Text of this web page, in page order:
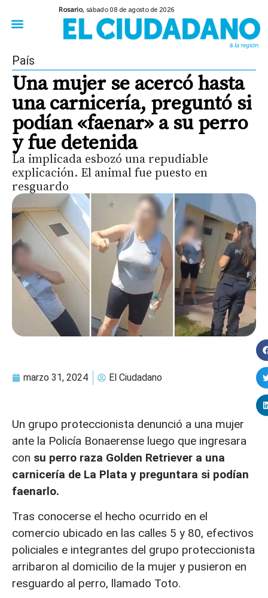
Rosario, sábado 08 de agosto de 2026
País
Una mujer se acercó hasta
una carnicería, preguntó si
podían «faenar» a su perro
y fue detenida
La implicada esbozó una repudiable
explicación. El animal fue puesto en
resguardo
marzo 31, 2024 El Ciudadano
Un grupo proteccionista denunció a una mujer
ante la Policía Bonaerense luego que ingresara
con su perro raza Golden Retriever a una
carnicería de La Plata y preguntara si podían
faenarlo.
Tras conocerse el hecho ocurrido en el
comercio ubicado en las calles 5 y 80, efectivos
policiales e integrantes del grupo proteccionista
arribaron al domicilio de la mujer y pusieron en
resguardo al perro, llamado Toto.